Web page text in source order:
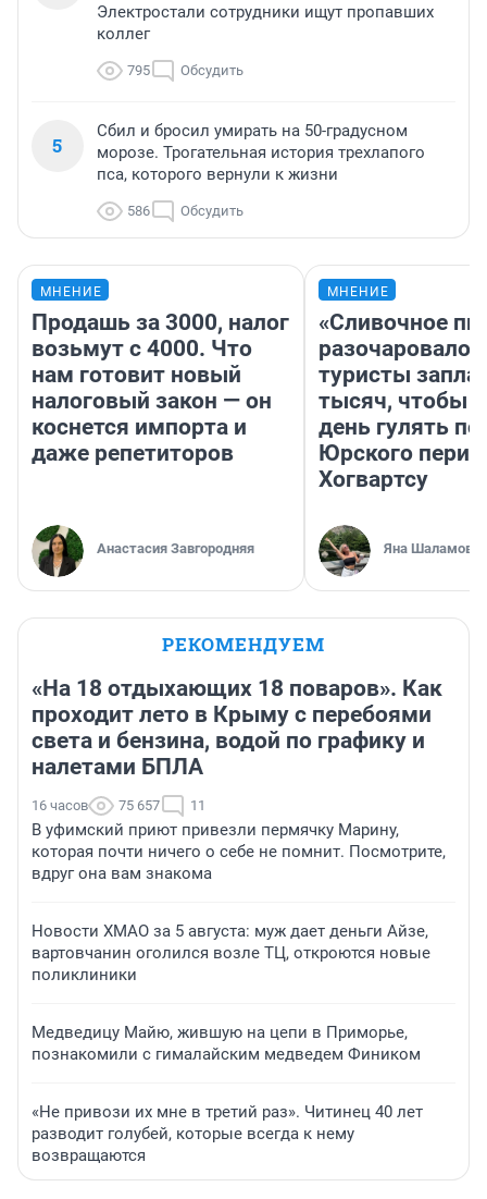
Электростали сотрудники ищут пропавших
коллег
795 Обсудить
5
Сбил и бросил умирать на 50-градусном
морозе. Трогательная история трехлапого
пса, которого вернули к жизни
586 Обсудить
МНЕНИЕ
Продашь за 3000, налог
возьмут с 4000. Что
нам готовит новый
налоговый закон — он
коснется импорта и
даже репетиторов
Анастасия Завгородняя
МНЕНИЕ
«Сливочное
разочаровало»:
туристы
тысяч, чтобы
день гулять по
Юрского
Хогвартсу
Яна Шаламова
РЕКОМЕНДУЕМ
«На 18 отдыхающих 18 поваров». Как
проходит лето в Крыму с перебоями
света и бензина, водой по графику и
налетами БПЛА
16 часов 75 657 11
В уфимский приют привезли пермячку Марину,
которая почти ничего о себе не помнит. Посмотрите,
вдруг она вам знакома
Новости ХМАО за 5 августа: муж дает деньги Айзе,
вартовчанин оголился возле ТЦ, откроются новые
поликлиники
Медведицу Майю, жившую на цепи в Приморье,
познакомили с гималайским медведем Фиником
«Не привози их мне в третий раз». Читинец 40 лет
разводит голубей, которые всегда к нему
возвращаются